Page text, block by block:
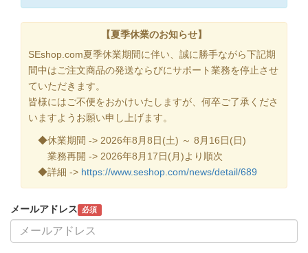
【夏季休業のお知らせ】
SEshop.com夏季休業期間に伴い、誠に勝手ながら下記期
間中はご注文商品の発送ならびにサポート業務を停止させ
ていただきます。
皆様にはご不便をおかけいたしますが、何卒ご了承くださ
いますようお願い申し上げます。
◆休業期間 -> 2026年8月8日(土) ～ 8月16日(日)
業務再開 -> 2026年8月17日(月)より順次
◆詳細 -> https://www.seshop.com/news/detail/689
メールアドレス 必須